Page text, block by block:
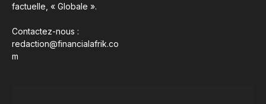
factuelle, « Globale ».
Contactez-nous :
redaction@financialafrik.co
m